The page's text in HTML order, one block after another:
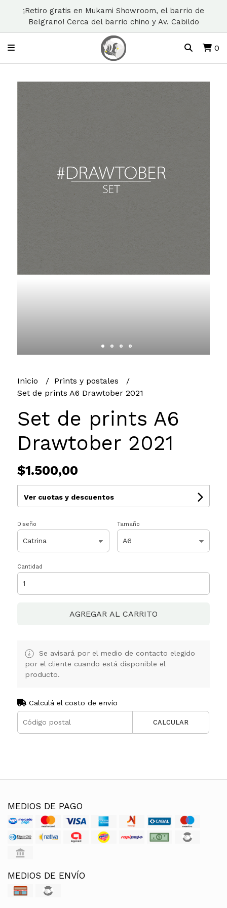
¡Retiro gratis en Mukami Showroom, el barrio de
Belgrano! Cerca del barrio chino y Av. Cabildo
0
Inicio
Prints y postales
Set de prints A6 Drawtober 2021
Set de prints A6
Drawtober 2021
$1.500,00
Ver cuotas y descuentos
Diseño Tamaño
Cantidad
AGREGAR AL CARRITO
Se avisará por el medio de contacto elegido
por el cliente cuando está disponible el
producto.
Calculá el costo de envío
CALCULAR
MEDIOS DE PAGO
MEDIOS DE ENVÍO